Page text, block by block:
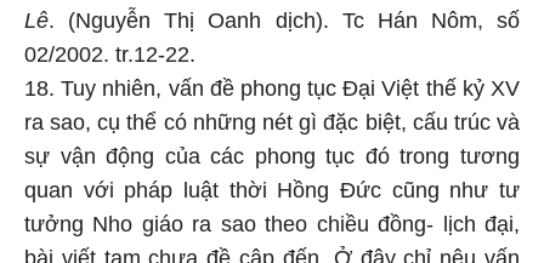
Lê. (Nguyễn Thị Oanh dịch). Tc Hán Nôm, số
02/2002. tr.12-22.
18. Tuy nhiên, vấn đề phong tục Đại Việt thế kỷ XV
ra sao, cụ thể có những nét gì đặc biệt, cấu trúc và
sự vận động của các phong tục đó trong tương
quan với pháp luật thời Hồng Đức cũng như tư
tưởng Nho giáo ra sao theo chiều đồng- lịch đại,
bài viết tạm chưa đề cập đến. Ở đây chỉ nêu vấn